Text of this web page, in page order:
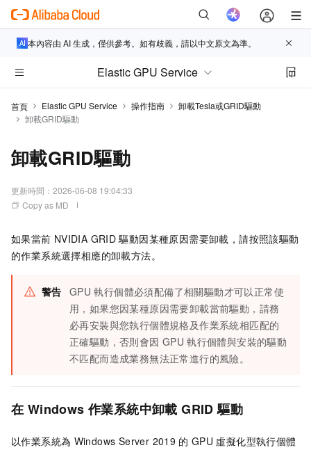
本內容由 AI 生成，僅供參考。如有歧義，請以中文原文為準。
Elastic GPU Service
首頁 Elastic GPU Service 操作指南
卸載Tesla或GRID驅動
卸載GRID驅動
卸載GRID驅動
更新時間： 2026-06-08 19:04:33
Copy as MD
如果當前 NVIDIA GRID 驅動因某種原因需要卸載，請按照該驅動
的作業系統選擇相應的卸載方法。
警告 GPU 執行個體必須配備了相關驅動才可以正常使
用，如果您因某種原因需要卸載當前驅動，請務
必再安裝與您執行個體規格及作業系統相匹配的
正確驅動，否則會因 GPU 執行個體與安裝的驅動
不匹配而造成業務無法正常進行的風險。
在 Windows 作業系統中卸載 GRID 驅動
以作業系統為 Windows Server 2019 的 GPU 虛擬化型執行個體